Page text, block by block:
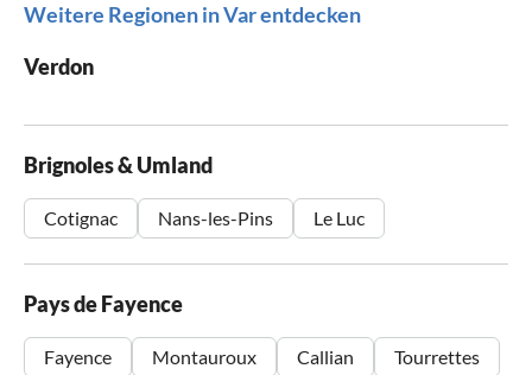
Weitere Regionen in Var entdecken
Verdon
Brignoles & Umland
Cotignac Nans-les-Pins Le Luc
Pays de Fayence
Fayence Montauroux Callian
Tourrettes